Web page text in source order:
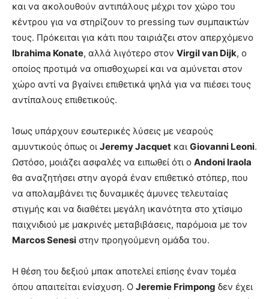
και να ακολουθούν αντιπάλους μέχρι τον χώρο του
κέντρου για να στηρίζουν το pressing των συμπαικτών
τους. Πρόκειται για κάτι που ταιριάζει στον απερχόμενο
Ibrahima Konate, αλλά λιγότερο στον Virgil van Dijk, ο
οποίος προτιμά να οπισθοχωρεί και να αμύνεται στον
χώρο αντί να βγαίνει επιθετικά ψηλά για να πιέσει τους
αντίπαλους επιθετικούς.
Ίσως υπάρχουν εσωτερικές λύσεις με νεαρούς
αμυντικούς όπως οι Jeremy Jacquet και Giovanni Leoni.
Ωστόσο, μοιάζει ασφαλές να ειπωθεί ότι ο Andoni Iraola
θα αναζητήσει στην αγορά έναν επιθετικό στόπερ, που
να απολαμβάνει τις δυναμικές άμυνες τελευταίας
στιγμής και να διαθέτει μεγάλη ικανότητα στο χτίσιμο
παιχνιδιού με μακρινές μεταβιβάσεις, παρόμοια με τον
Marcos Senesi στην προηγούμενη ομάδα του.
Η θέση του δεξιού μπακ αποτελεί επίσης έναν τομέα
όπου απαιτείται ενίσχυση. Ο Jeremie Frimpong δεν έχει